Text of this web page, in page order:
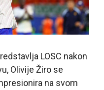
LOSC nakon
Olivije Žiro se
na svom